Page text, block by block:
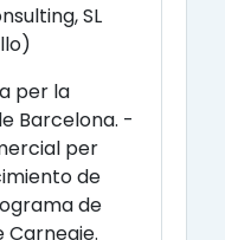
SL
per la
Barcelona. -
per
de
de
Carnegie.